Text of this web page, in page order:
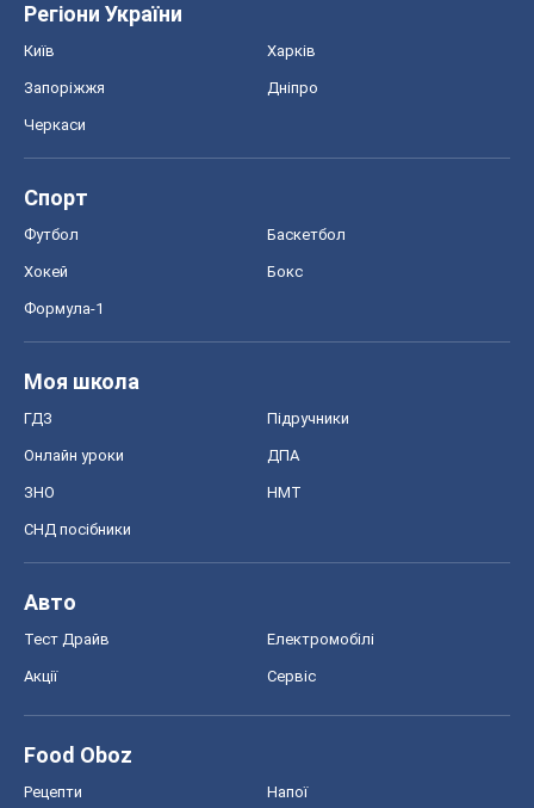
Регіони України
Київ Харків
Запоріжжя Дніпро
Черкаси
Спорт
Футбол Баскетбол
Хокей Бокс
Формула-1
Моя школа
ГДЗ Підручники
Онлайн уроки ДПА
ЗНО НМТ
СНД посібники
Авто
Тест Драйв Електромобілі
Акції Сервіс
Food Oboz
Рецепти Напої